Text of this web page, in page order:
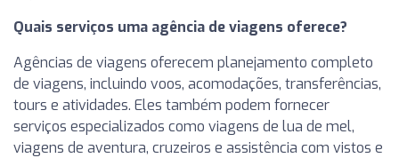
Quais serviços uma agência de viagens oferece?
Agências de viagens oferecem planejamento completo
de viagens, incluindo voos, acomodações, transferências,
tours e atividades. Eles também podem fornecer
serviços especializados como viagens de lua de mel,
viagens de aventura, cruzeiros e assistência com vistos e